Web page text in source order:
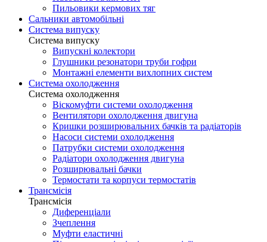
Пильовики кермових тяг
Сальники автомобільні
Система випуску
Система випуску
Випускні колектори
Глушники резонатори труби гофри
Монтажні елементи вихлопних систем
Система охолодження
Система охолодження
Віскомуфти системи охолодження
Вентилятори охолодження двигуна
Кришки розширювальних бачків та радіаторів
Насоси системи охолодження
Патрубки системи охолодження
Радіатори охолодження двигуна
Розширювальні бачки
Термостати та корпуси термостатів
Трансмісія
Трансмісія
Диференціали
Зчеплення
Муфти еластичні